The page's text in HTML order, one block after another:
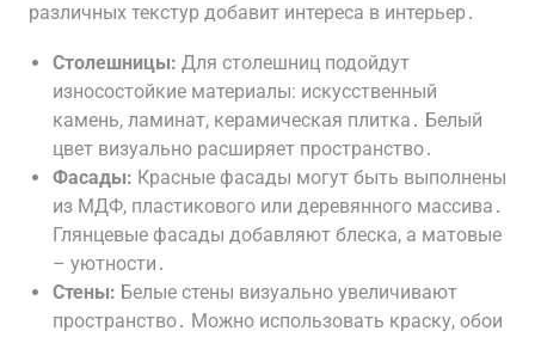
различных текстур добавит интереса в интерьер․
Столешницы: Для столешниц подойдут
износостойкие материалы: искусственный
камень, ламинат, керамическая плитка․ Белый
цвет визуально расширяет пространство․
Фасады: Красные фасады могут быть выполнены
из МДФ, пластикового или деревянного массива․
Глянцевые фасады добавляют блеска, а матовые
– уютности․
Стены: Белые стены визуально увеличивают
пространство․ Можно использовать краску, обои